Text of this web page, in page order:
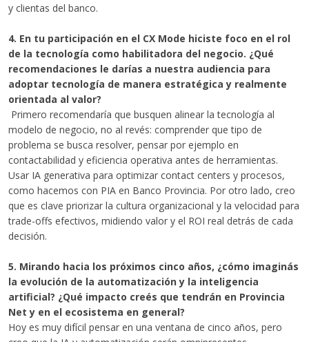
y clientas del banco.
4. En tu participación en el CX Mode hiciste foco en el rol
de la tecnología como habilitadora del negocio. ¿Qué
recomendaciones le darías a nuestra audiencia para
adoptar tecnología de manera estratégica y realmente
orientada al valor?
Primero recomendaría que busquen alinear la tecnología al
modelo de negocio, no al revés: comprender que tipo de
problema se busca resolver, pensar por ejemplo en
contactabilidad y eficiencia operativa antes de herramientas.
Usar IA generativa para optimizar contact centers y procesos,
como hacemos con PIA en Banco Provincia. Por otro lado, creo
que es clave priorizar la cultura organizacional y la velocidad para
trade-offs efectivos, midiendo valor y el ROI real detrás de cada
decisión.
5. Mirando hacia los próximos cinco años, ¿cómo imaginás
la evolución de la automatización y la inteligencia
artificial? ¿Qué impacto creés que tendrán en Provincia
Net y en el ecosistema en general?
Hoy es muy difícil pensar en una ventana de cinco años, pero